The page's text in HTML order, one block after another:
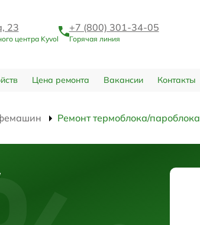
23
центра Kyvol
+7 (800) 301-34-05
Горячая линия
Цена ремонта Вакансии Контакты
Ремонт термоблока/пароблока